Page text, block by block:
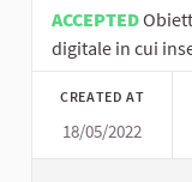
ACCEPTED
digitale in cui
CREATED AT
18/05/2022